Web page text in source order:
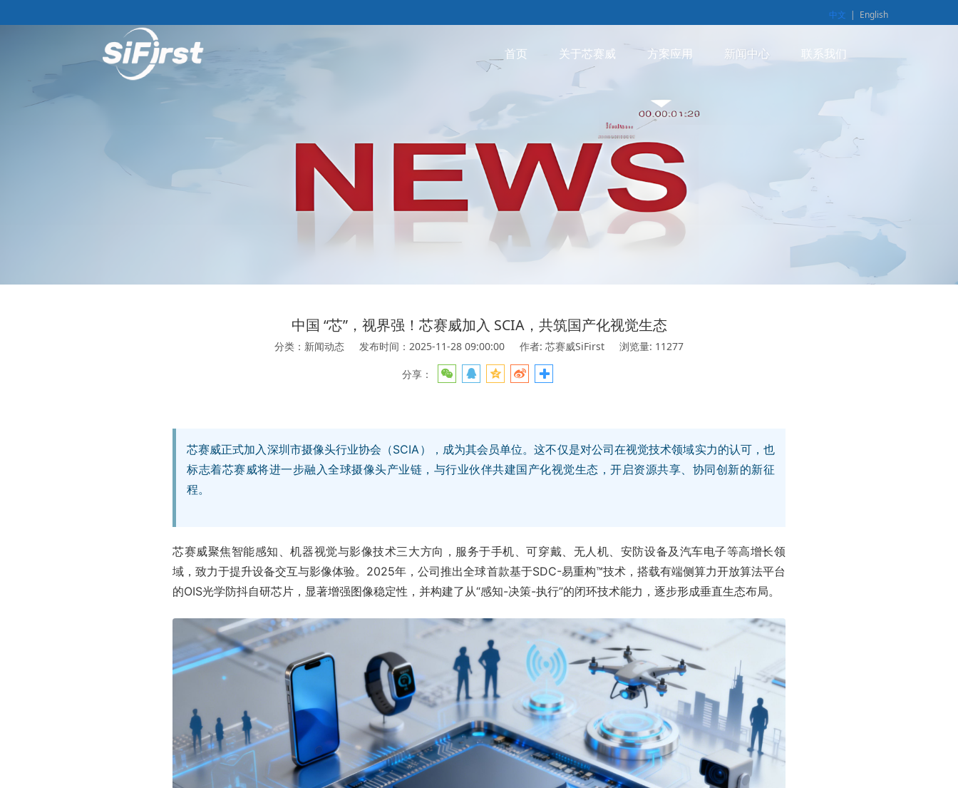
中文 | English
首页 关于芯赛威 方案应用 新闻中心 联系我们
中国 “芯”，视界强！芯赛威加入 SCIA，共筑国产化视觉生态
分类：新闻动态 发布时间：2025-11-28 09:00:00 作者: 芯赛威SiFirst 浏览量: 11277
分享：
芯赛威正式加入深圳市摄像头行业协会（SCIA），成为其会员单位。这不仅是对公司在视觉技术领域实力的认可，也
标志着芯赛威将进一步融入全球摄像头产业链，与行业伙伴共建国产化视觉生态，开启资源共享、协同创新的新征
程。
芯赛威聚焦智能感知、机器视觉与影像技术三大方向，服务于手机、可穿戴、无人机、安防设备及汽车电子等高增长领
域，致力于提升设备交互与影像体验。2025年，公司推出全球首款基于SDC-易重构™技术，搭载有端侧算力开放算法平台
的OIS光学防抖自研芯片，显著增强图像稳定性，并构建了从“感知-决策-执行”的闭环技术能力，逐步形成垂直生态布局。